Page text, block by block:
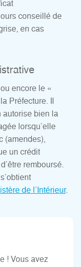
conseillé de
en cas
encore le «
Préfecture. Il
autorise bien la
lorsqu’elle
(amendes),
un crédit
remboursé.
de l’Intérieur.
! Vous avez